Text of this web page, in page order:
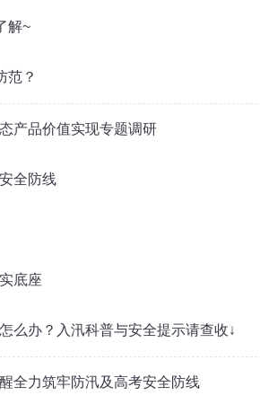
解~
范？
产品价值实现专题调研
全防线
底座
么办？入汛科普与安全提示请查收↓
全力筑牢防汛及高考安全防线